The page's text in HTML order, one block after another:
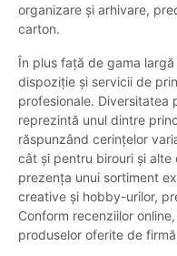
organizare și arhivare,
carton.
În plus față de gama
dispoziție și servicii de
profesionale. Diversitatea
reprezintă unul dintre
răspunzând cerințelor
cât și pentru birouri și alte
prezența unui sortiment
creative și hobby-urilor,
Conform recenziilor
produselor oferite de